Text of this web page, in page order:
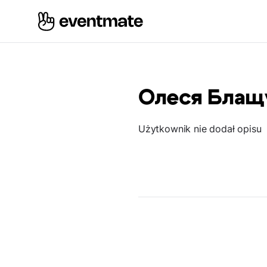
Олеся
Użytkownik nie dodał opisu